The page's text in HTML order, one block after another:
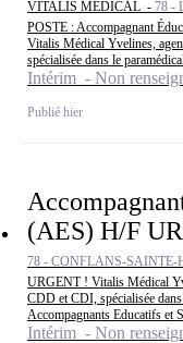
VITALIS MÉDICAL - 78 -
POSTE : Accompagnant
Vitalis Médical Yvelines,
spécialisée dans le
Intérim - Non
Publié hier
(AES) H/F
78 - CONFLANS-SAINTE-
URGENT ! Vitalis Médical
CDD et CDI, spécialisée
Accompagnants Educatifs et
Intérim - Non